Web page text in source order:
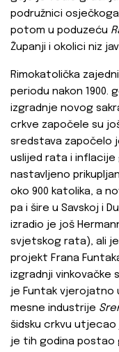
podružnici
potom u poduzeću
Županji i okolici niz
Rimokatolička
periodu nakon
izgradnje novog
crkve započele su
sredstava započelo
uslijed rata i inflacije
nastavljeno
oko 900 katolika, a
pa i šire u Savskoj i
izradio je još
svjetskog rata), ali
projekt Frana
izgradnji vinkovačke
je Funtak vjerojatno
mesne industrije
šidsku crkvu utjecao
je tih godina postao